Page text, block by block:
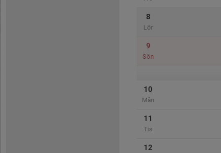
8
Lör
9
Sön
10
Mån
11
Tis
12